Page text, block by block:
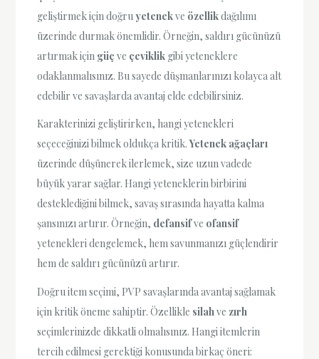
geliştirmek için doğruyetenekve özellikdağılımı
üzerinde durmak önemlidir. Örneğin, saldırı gücünüzü
artırmak için güç ve çeviklik gibi yeteneklere
odaklanmalısınız. Bu sayede düşmanlarınızı kolayca alt
edebilir ve savaşlarda avantaj elde edebilirsiniz.
Karakterinizi geliştirirken, hangi yetenekleri
seçeceğinizi bilmek oldukça kritik.Yetenek ağaçları
üzerinde düşünerek ilerlemek, size uzun vadede
büyük yarar sağlar. Hangi yeteneklerin birbirini
desteklediğini bilmek, savaş sırasında hayatta kalma
şansınızı artırır. Örneğin, defansifve ofansif
yetenekleri dengelemek, hem savunmanızı güçlendirir
hem de saldırı gücünüzü artırır.
Doğru item seçimi, PVP savaşlarında avantaj sağlamak
için kritik öneme sahiptir. Özellikle silah ve zırh
seçimlerinizde dikkatli olmalısınız. Hangi itemlerin
tercih edilmesi gerektiği konusunda birkaç öneri: